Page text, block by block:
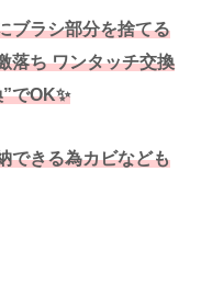
ブラシ部分を捨てる
落ち ワンタッチ交換
でOK✨
できる為カビなども